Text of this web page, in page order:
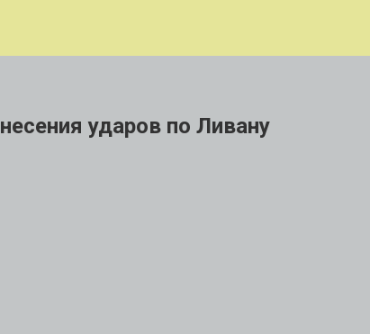
ударов по Ливану